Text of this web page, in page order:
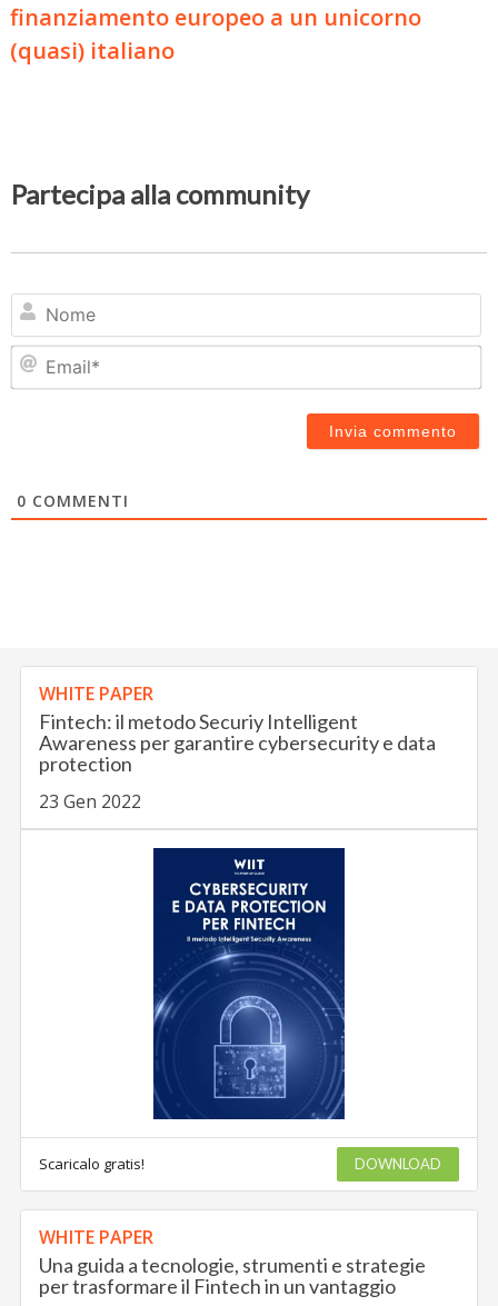
finanziamento europeo a un unicorno
(quasi) italiano
Partecipa alla community
0 COMMENTI
WHITE PAPER
Fintech: il metodo Securiy Intelligent
Awareness per garantire cybersecurity e data
protection
23 Gen 2022
Scaricalo gratis! DOWNLOAD
WHITE PAPER
Una guida a tecnologie, strumenti e strategie
per trasformare il Fintech in un vantaggio